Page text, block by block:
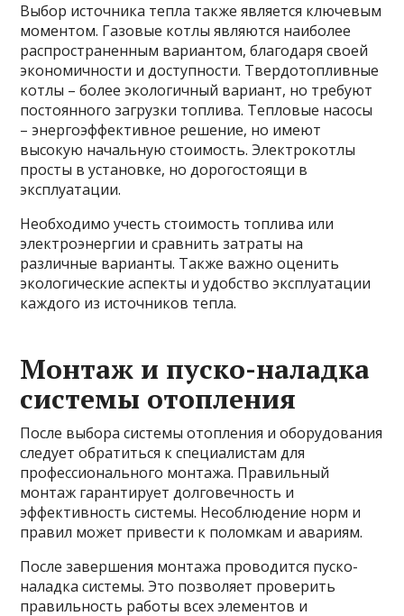
Выбор источника тепла также является ключевым
моментом. Газовые котлы являются наиболее
распространенным вариантом, благодаря своей
экономичности и доступности. Твердотопливные
котлы – более экологичный вариант, но требуют
постоянного загрузки топлива. Тепловые насосы
– энергоэффективное решение, но имеют
высокую начальную стоимость. Электрокотлы
просты в установке, но дорогостоящи в
эксплуатации.
Необходимо учесть стоимость топлива или
электроэнергии и сравнить затраты на
различные варианты. Также важно оценить
экологические аспекты и удобство эксплуатации
каждого из источников тепла.
Монтаж и пуско-наладка
системы отопления
После выбора системы отопления и оборудования
следует обратиться к специалистам для
профессионального монтажа. Правильный
монтаж гарантирует долговечность и
эффективность системы. Несоблюдение норм и
правил может привести к поломкам и авариям.
После завершения монтажа проводится пуско-
наладка системы. Это позволяет проверить
правильность работы всех элементов и